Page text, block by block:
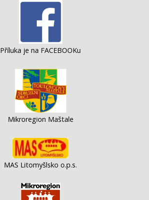
Příluka je na FACEBOOKu
Mikroregion Maštale
MAS Litomyšlsko o.p.s.